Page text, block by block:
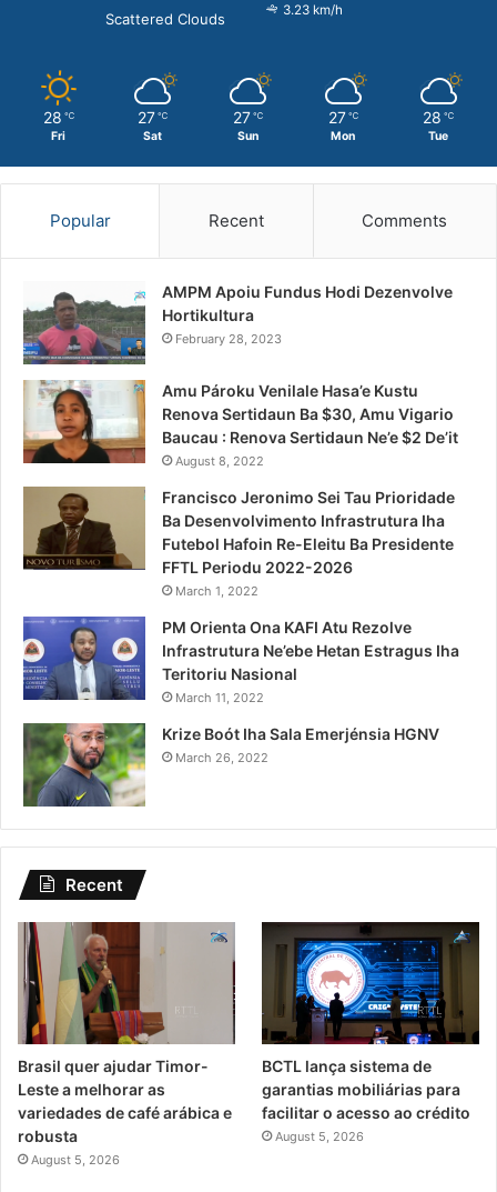
Scattered Clouds 3.23 km/h
28 ℃
Fri
27 ℃
Sat
27 ℃
Sun
27 ℃
Mon
28 ℃
Tue
Popular Recent Comments
AMPM Apoiu Fundus Hodi Dezenvolve
Hortikultura
February 28, 2023
Amu Pároku Venilale Hasa’e Kustu
Renova Sertidaun Ba $30, Amu Vigario
Baucau : Renova Sertidaun Ne’e $2 De’it
August 8, 2022
Francisco Jeronimo Sei Tau Prioridade
Ba Desenvolvimento Infrastrutura Iha
Futebol Hafoin Re-Eleitu Ba Presidente
FFTL Periodu 2022-2026
March 1, 2022
PM Orienta Ona KAFI Atu Rezolve
Infrastrutura Ne’ebe Hetan Estragus Iha
Teritoriu Nasional
March 11, 2022
Krize Boót Iha Sala Emerjénsia HGNV
March 26, 2022
Recent
Brasil quer ajudar Timor-
Leste a melhorar as
variedades de café arábica e
robusta
August 5, 2026
BCTL lança sistema de
garantias mobiliárias para
facilitar o acesso ao crédito
August 5, 2026